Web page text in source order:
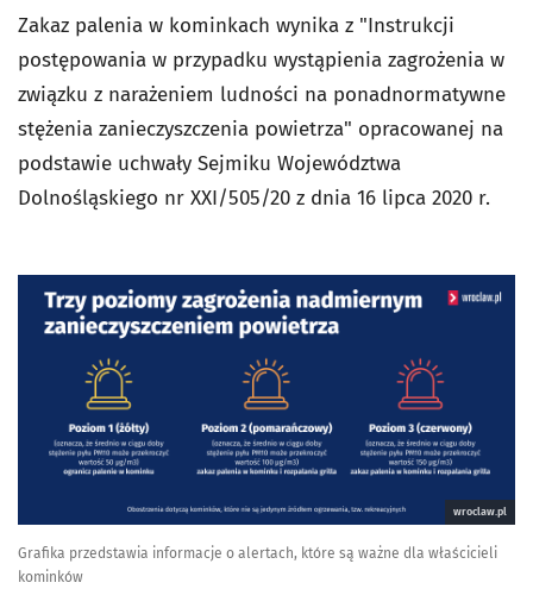
Zakaz palenia w kominkach wynika z "Instrukcji
postępowania w przypadku wystąpienia zagrożenia w
związku z narażeniem ludności na ponadnormatywne
stężenia zanieczyszczenia powietrza" opracowanej na
podstawie uchwały Sejmiku Województwa
Dolnośląskiego nr XXI/505/20 z dnia 16 lipca 2020 r.
wroclaw.pl
Grafika przedstawia informacje o alertach, które są ważne dla właścicieli
kominków